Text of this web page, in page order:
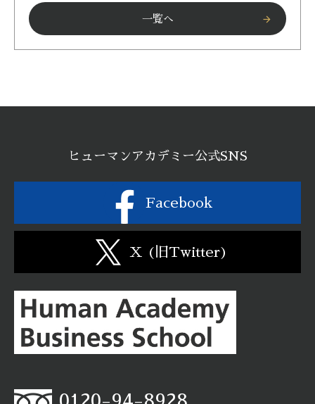
一覧へ arrow_forward
ヒューマンアカデミー公式SNS
Facebook
X (旧Twitter)